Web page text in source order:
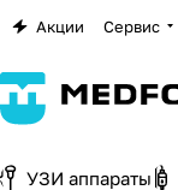
Акции Сервис
УЗИ аппараты